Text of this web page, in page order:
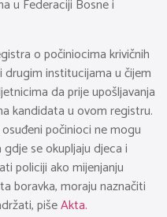
u Federaciji Bosne i
o počiniocima krivičnih
drugim institucijama u čijem
da prije upošljavanja
kandidata u ovom registru.
počinioci ne mogu
se okupljaju djeca i
policiji ako mijenjanju
boravka, moraju naznačiti
pišeAkta.